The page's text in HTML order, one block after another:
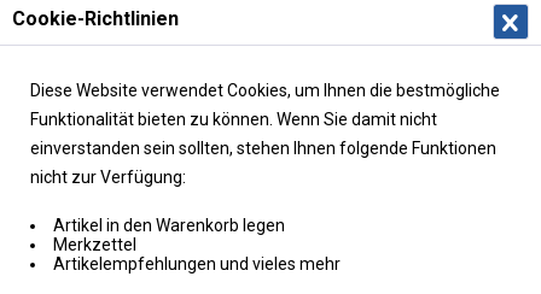
Cookie-Richtlinien
Diese Website verwendet Cookies, um Ihnen die bestmögliche
Funktionalität bieten zu können. Wenn Sie damit nicht
einverstanden sein sollten, stehen Ihnen folgende Funktionen
nicht zur Verfügung:
Artikel in den Warenkorb legen
Merkzettel
Artikelempfehlungen und vieles mehr